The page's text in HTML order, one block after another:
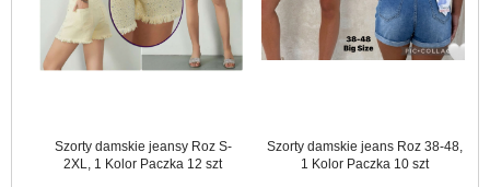
Szorty damskie jeansy Roz S-
2XL, 1 Kolor Paczka 12 szt
Szorty damskie jeans Roz 38-48,
1 Kolor Paczka 10 szt